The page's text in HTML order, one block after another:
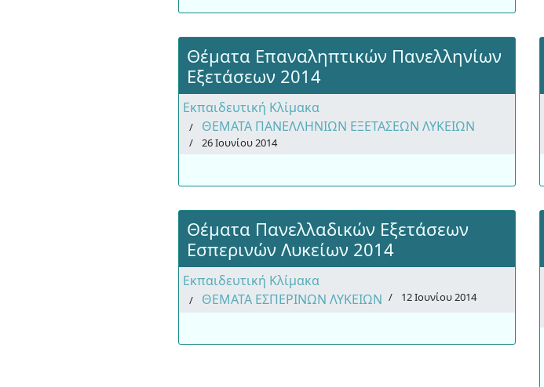
Θέματα Επαναληπτικών Πανελληνίων
Εξετάσεων 2014
Εκπαιδευτική Κλίμακα
ΘΕΜΑΤΑ ΠΑΝΕΛΛΗΝΙΩΝ ΕΞΕΤΑΣΕΩΝ ΛΥΚΕΙΩΝ
26 Ιουνίου 2014
Θέματα Πανελλαδικών Εξετάσεων
Εσπερινών Λυκείων 2014
Εκπαιδευτική Κλίμακα
ΘΕΜΑΤΑ ΕΣΠΕΡΙΝΩΝ ΛΥΚΕΙΩΝ
12 Ιουνίου 2014